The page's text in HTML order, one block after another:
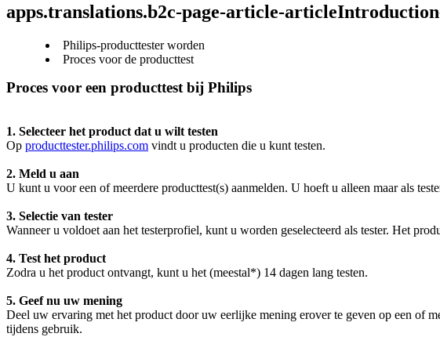
apps.translations.b2c-page-article-
Philips-producttester worden
Proces voor de producttest
Proces voor een producttest bij Philips
1. Selecteer het product dat u wilt testen
Op producttester.philips.com vindt u producten die u kunt testen.
2. Meld u aan
U kunt u voor een of meerdere producttest(s) aanmelden. U hoeft u alleen maar als
3. Selectie van tester
Wanneer u voldoet aan het testerprofiel, kunt u worden geselecteerd als tester. Het
4. Test het product
Zodra u het product ontvangt, kunt u het (meestal*) 14 dagen lang testen.
5. Geef nu uw mening
Deel uw ervaring met het product door uw eerlijke mening erover te geven op een of
tijdens gebruik.